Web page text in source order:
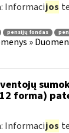
Informacijos
pensijų fondas
»
forma)
Informacijos